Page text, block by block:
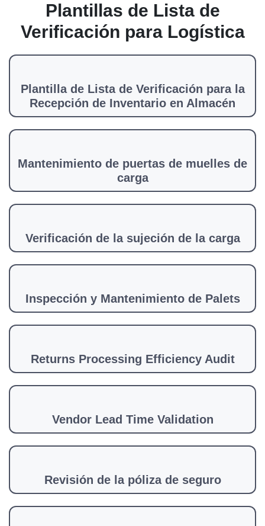
Plantillas de Lista de
Verificación para Logística
Plantilla de Lista de Verificación para la
Recepción de Inventario en Almacén
Mantenimiento de puertas de muelles de
carga
Verificación de la sujeción de la carga
Inspección y Mantenimiento de Palets
Returns Processing Efficiency Audit
Vendor Lead Time Validation
Revisión de la póliza de seguro